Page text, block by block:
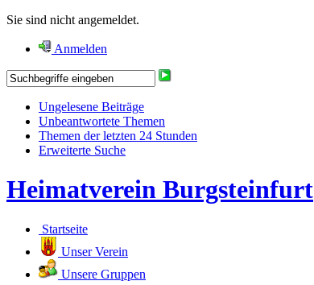
Sie sind nicht angemeldet.
Anmelden
Ungelesene Beiträge
Unbeantwortete Themen
Themen der letzten 24 Stunden
Erweiterte Suche
Heimatverein Burgsteinfurt
Startseite
Unser Verein
Unsere Gruppen